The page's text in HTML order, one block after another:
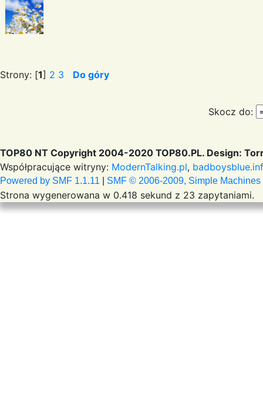
Strony: [1] 2 3 Do góry
Skocz do:
TOP80 NT Copyright 2004-2020 TOP80.PL. Design:
Współpracujące witryny: ModernTalking.pl,
Powered by SMF 1.1.11 SMF © 2006-2009, Simple Machines
Strona wygenerowana w 0.418 sekund z 23 zapytaniami.